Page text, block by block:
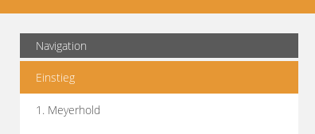
Navigation
Einstieg
1. Meyerhold